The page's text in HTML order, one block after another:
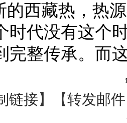
西藏热，热源
时代没有这个
完整传承。而
链接】【转发邮件